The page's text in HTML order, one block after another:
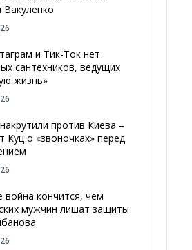
Вакуленко
и Тик-Ток нет
сантехников, ведущих
жизнь»
против Киева –
Куц о «звоночках» перед
война кончится, чем
мужчин лишат защиты